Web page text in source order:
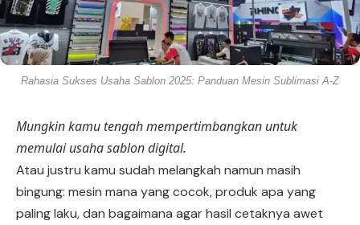
Rahasia Sukses Usaha Sablon 2025: Panduan Mesin Sublimasi A-Z
Mungkin kamu tengah mempertimbangkan untuk
memulai usaha sablon digital.
Atau justru kamu sudah melangkah namun masih
bingung: mesin mana yang cocok, produk apa yang
paling laku, dan bagaimana agar hasil cetaknya awet